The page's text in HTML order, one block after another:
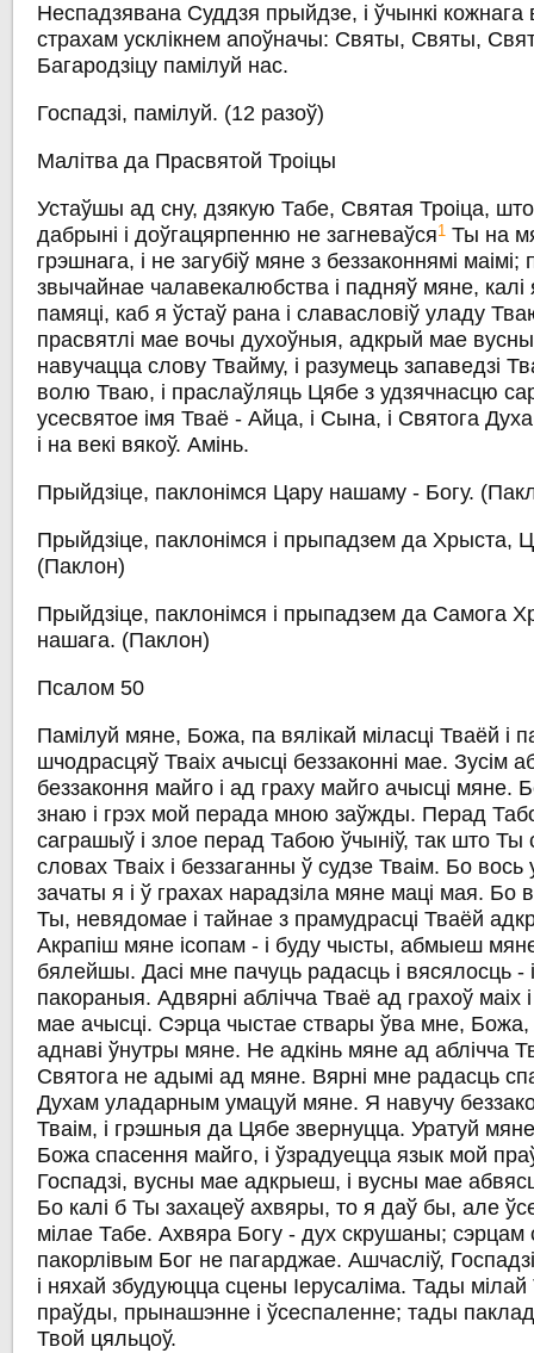
Неспадзявана Суддзя прыйдзе, і ўчынкі
страхам усклікнем апоўначы: Святы, Святы,
Багародзіцу памілуй нас.
Госпадзі, памілуй. (12 разоў)
Малітва да Прасвятой Троіцы
Устаўшы ад сну, дзякую Табе, Святая Троіца,
дабрыні і доўгацярпенню не загневаўся1 Ты на
грэшнага, і не загубіў мяне з беззаконнямі
звычайнае чалавекалюбства і падняў мяне,
памяці, каб я ўстаў рана і славасловіў уладу
прасвятлі мае вочы духоўныя, адкрый мае
навучацца слову Твайму, і разумець запаведзі
волю Тваю, і праслаўляць Цябе з удзячнасцю
усесвятое імя Тваё - Айца, і Сына, і Святога
і на векі вякоў. Амінь.
Прыйдзіце, паклонімся Цару нашаму - Богу.
Прыйдзіце, паклонімся і прыпадзем да Хрыста,
(Паклон)
Прыйдзіце, паклонімся і прыпадзем да Самога
нашага. (Паклон)
Псалом 50
Памілуй мяне, Божа, па вялікай міласці Тваёй і
шчодрасцяў Тваіх ачысці беззаконні мае. Зусім
беззаконня майго і ад граху майго ачысці мяне.
знаю і грэх мой перада мною заўжды. Перад
саграшыў і злое перад Табою ўчыніў, так што Ты
словах Тваіх і беззаганны ў судзе Тваім. Бо вось
зачаты я і ў грахах нарадзіла мяне маці мая. Бо
Ты, невядомае і тайнае з прамудрасці Тваёй
Акрапіш мяне ісопам - і буду чысты, абмыеш
бялейшы. Дасі мне пачуць радасць і вясялосць -
пакораныя. Адвярні аблічча Тваё ад грахоў маіх
мае ачысці. Сэрца чыстае ствары ўва мне, Божа,
аднаві ўнутры мяне. Не адкінь мяне ад аблічча
Святога не адымі ад мяне. Вярні мне радасць
Духам уладарным умацуй мяне. Я навучу
Тваім, і грэшныя да Цябе звернуцца. Уратуй
Божа спасення майго, і ўзрадуецца язык мой
Госпадзі, вусны мае адкрыеш, і вусны мае
Бо калі б Ты захацеў ахвяры, то я даў бы, але
мілае Табе. Ахвяра Богу - дух скрушаны; сэрцам
пакорлівым Бог не пагарджае. Ашчасліў,
і няхай збудуюцца сцены Іерусаліма. Тады
праўды, прынашэнне і ўсеспаленне; тады
Твой цяльцоў.